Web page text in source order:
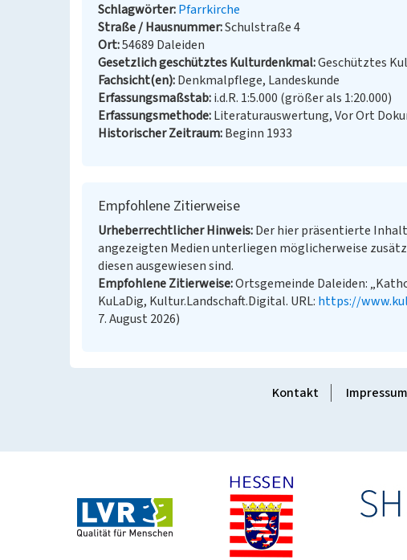
Schlagwörter Pfarrkirche
Straße / Hausnummer Schulstraße 4
Ort 54689 Daleiden
Gesetzlich geschütztes Kulturdenkmal Geschütztes
Fachsicht(en) Denkmalpflege, Landeskunde
Erfassungsmaßstab i.d.R. 1:5.000 (größer als 1:20.000)
Erfassungsmethode Literaturauswertung, Vor Ort
Historischer Zeitraum Beginn 1933
Empfohlene Zitierweise
Urheberrechtlicher Hinweis Der hier präsentierte
angezeigten Medien unterliegen möglicherweise
diesen ausgewiesen sind.
Empfohlene Zitierweise Ortsgemeinde Daleiden:
KuLaDig, Kultur.Landschaft.Digital. URL: https://
7. August 2026)
Kontakt Impressum